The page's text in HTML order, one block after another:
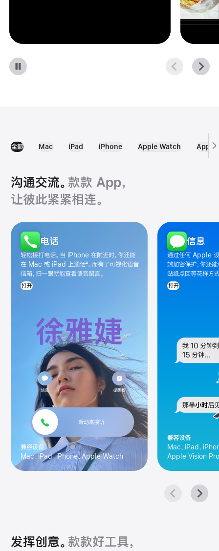
全部 Mac iPad iPhone Apple Watch Apple
app沟通交流。 款款 App，
让彼此紧紧相连。
电话
轻松接打电话。当 iPhone 在附近时，你还能
在 Mac 或 iPad 上通话4。而有了可视化语音
信箱，扫一眼就能查看语音留言。
打开
兼容设备
Mac、iPad、iPhone、Apple Watch
信息
通过任何 Apple 设
端加密保护，你还
贴纸点回等花样方
打开
兼容设备
Mac、iPad、
Apple Vision Pro
发挥创意。 款款好工具，